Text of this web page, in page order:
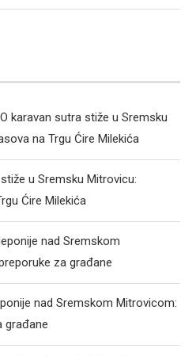
karavan sutra stiže u Sremsku
na Trgu Ćire Milekića
u Sremsku Mitrovicu:
Ćire Milekića
nad Sremskom
za građane
nad Sremskom Mitrovicom:
građane